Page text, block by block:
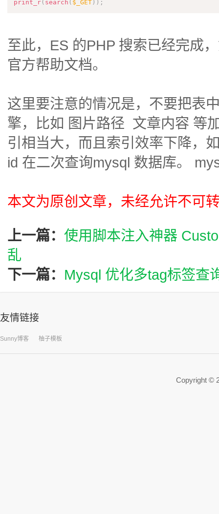
print_r( search ( $_GET ) ) ;
至此，ES 的PHP 搜索已经完成
官方帮助文档。
这里要注意的情况是，不要把表
擎，比如 图片路径 文章内容 等
引相当大，而且索引效率下降，
id 在二次查询mysql 数据库。
本文为原创文章，未经允许不可
上一篇： 使用脚本注入神器
乱
下一篇： Mysql 优化多tag标签查
友情链接
Sunny博客 柚子模板
Copyright ©